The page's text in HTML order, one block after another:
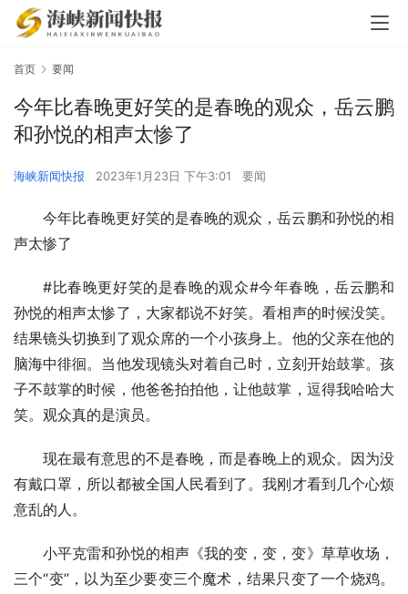
首页 要闻
今年比春晚更好笑的是春晚的观众，岳云鹏
和孙悦的相声太惨了
海峡新闻快报 2023年1月23日 下午3:01 要闻
今年比春晚更好笑的是春晚的观众，岳云鹏和孙悦的相
声太惨了
#比春晚更好笑的是春晚的观众#今年春晚，岳云鹏和
孙悦的相声太惨了，大家都说不好笑。看相声的时候没笑。
结果镜头切换到了观众席的一个小孩身上。他的父亲在他的
脑海中徘徊。当他发现镜头对着自己时，立刻开始鼓掌。孩
子不鼓掌的时候，他爸爸拍拍他，让他鼓掌，逗得我哈哈大
笑。观众真的是演员。
现在最有意思的不是春晚，而是春晚上的观众。因为没
有戴口罩，所以都被全国人民看到了。我刚才看到几个心烦
意乱的人。
小平克雷和孙悦的相声《我的变，变，变》草草收场，
三个“变”，以为至少要变三个魔术，结果只变了一个烧鸡。